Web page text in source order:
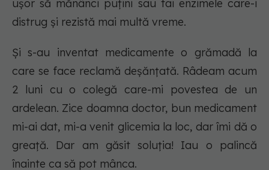
ușor să mănânci puțini sau tai enzimele care-i
distrug și rezistă mai multă vreme.
Și s-au inventat medicamente o grămadă la
care se face reclamă deșănțată. Râdeam acum
2 luni cu o colegă care-mi povestea de un
ardelean. Zice doamna doctor, bun medicament
mi-ai dat, mi-a venit glicemia la loc, dar îmi dă o
greață. Dar am găsit soluția! Iau o palincă
înainte ca să pot mânca.